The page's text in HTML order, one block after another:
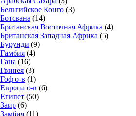
Бельгийское Конго (3)
Ботсвана (14)
Британская Восточная Африка (4)
Британская Западная Африка (5)
Бурунди (9)
Гамбия (4)
Гана (16)
Гвинея (3)
Гоф о-в (1)
Европа о-в (6)
Египет (50)
Заир (6)
Замбия (11)